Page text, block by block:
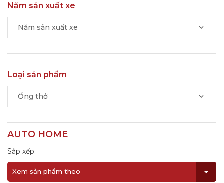
Năm sản xuất xe
Năm sản xuất xe
Loại sản phẩm
Ống thở
AUTO HOME
Sắp xếp:
Xem sản phẩm theo